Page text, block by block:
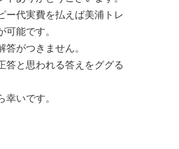
ー代実費を払えば美浦トレ
可能です。
答がつきません。
答と思われる答えをググる
いです。